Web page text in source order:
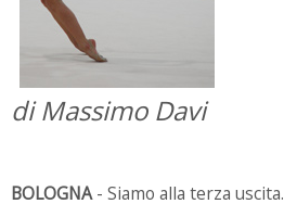
di Massimo Davi
BOLOGNA- Siamo alla terza uscita.